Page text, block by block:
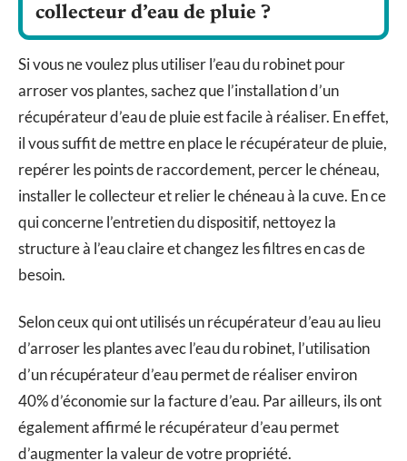
collecteur d’eau de pluie ?
Si vous ne voulez plus utiliser l’eau du robinet pour
arroser vos plantes, sachez que l’installation d’un
récupérateur d’eau de pluie est facile à réaliser. En effet,
il vous suffit de mettre en place le récupérateur de pluie,
repérer les points de raccordement, percer le chéneau,
installer le collecteur et relier le chéneau à la cuve. En ce
qui concerne l’entretien du dispositif, nettoyez la
structure à l’eau claire et changez les filtres en cas de
besoin.
Selon ceux qui ont utilisés un récupérateur d’eau au lieu
d’arroser les plantes avec l’eau du robinet, l’utilisation
d’un récupérateur d’eau permet de réaliser environ
40% d’économie sur la facture d’eau. Par ailleurs, ils ont
également affirmé le récupérateur d’eau permet
d’augmenter la valeur de votre propriété.